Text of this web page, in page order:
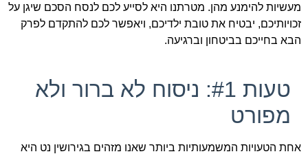
מעשיות להימנע מהן. מטרתנו היא לסייע לכם לנסח הסכם שיגן על
זכויותיכם, יבטיח את טובת ילדיכם, ויאפשר לכם להתקדם לפרק
הבא בחייכם בביטחון וברגיעה.
טעות #1: ניסוח לא ברור ולא
מפורט
אחת הטעויות המשמעותיות ביותר שאנו מזהים בגירושין נט היא